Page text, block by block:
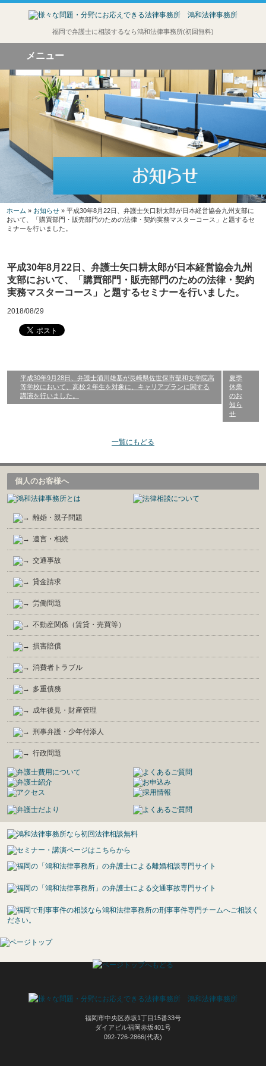
福岡で弁護士に相談するなら鴻和法律事務所(初回無料)
メニュー
ホーム » お知らせ » 平成30年8月22日、弁護士矢口耕太郎が日本経営協会九州支部に
おいて、「購買部門・販売部門のための法律・契約実務マスターコース」と題するセ
ミナーを行いました。
平成30年8月22日、弁護士矢口耕太郎が日本経営協会九州
支部において、「購買部門・販売部門のための法律・契約
実務マスターコース」と題するセミナーを行いました。
2018/08/29
平成30年9月28日、弁護士浦川雄基が長崎県佐世保市聖和女学院高
等学校において、高校２年生を対象に、キャリアプランに関する
講演を行いました。
夏季
休業
のお
知ら
せ
一覧にもどる
個人のお客様へ
離婚・親子問題
遺言・相続
交通事故
貸金請求
労働問題
不動産関係（賃貸・売買等）
損害賠償
消費者トラブル
多重債務
成年後見・財産管理
刑事弁護・少年付添人
行政問題
福岡市中央区赤坂1丁目15番33号
ダイアビル福岡赤坂401号
092-726-2866(代表)